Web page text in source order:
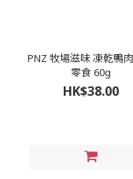
PNZ 牧場滋味 凍乾鴨
零食 60g
HK$38.00